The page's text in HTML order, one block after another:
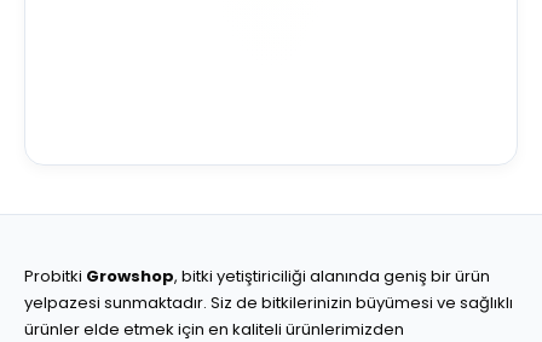
Probitki Growshop, bitki yetiştiriciliği alanında geniş bir ürün
yelpazesi sunmaktadır. Siz de bitkilerinizin büyümesi ve sağlıklı
ürünler elde etmek için en kaliteli ürünlerimizden